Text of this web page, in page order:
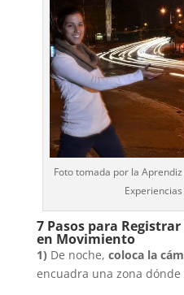
Foto tomada por la
7 Pasos para
en Movimiento
1) De noche, coloca la
encuadra una zona